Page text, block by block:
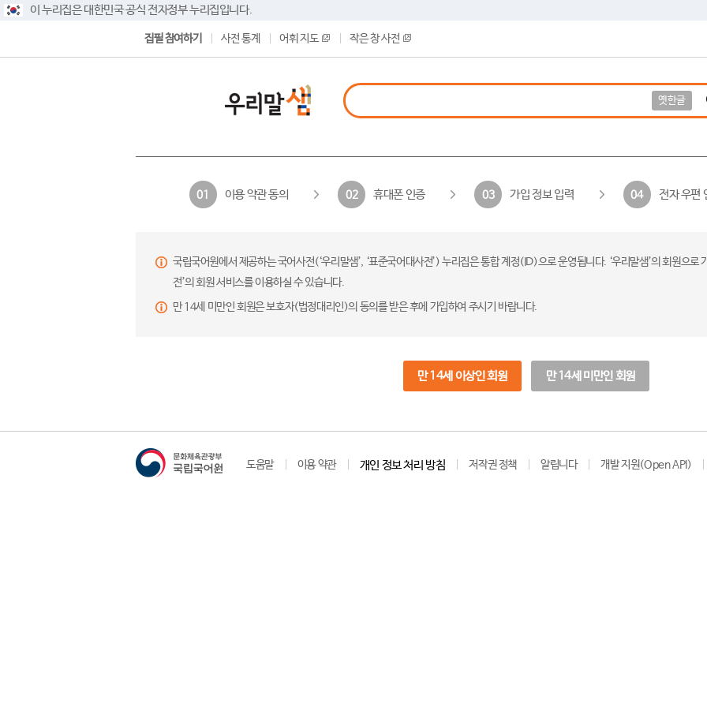
이 누리집은 대한민국 공식 전자정부 누리집입니다.
집필 참여하기 사전 통계 어휘 지도 작은 창 사전
옛한글
01 이용 약관 동의 02 휴대폰 인증 03 가입 정보 입력 04 전자 우편
국립국어원에서 제공하는 국어사전(‘우리말샘’, ‘표준국어대사전’) 누리집은 통합 계정(ID)으로 운영됩니다. ‘우리말샘’의 회원으
전’의 회원 서비스를 이용하실 수 있습니다.
만 14세 미만인 회원은 보호자(법정대리인)의 동의를 받은 후에 가입하여 주시기 바랍니다.
만 14세 이상인 회원 만 14세 미만인 회원
도움말 이용 약관 개인 정보 처리 방침 저작권 정책 알립니다 개발 지원(Open API)